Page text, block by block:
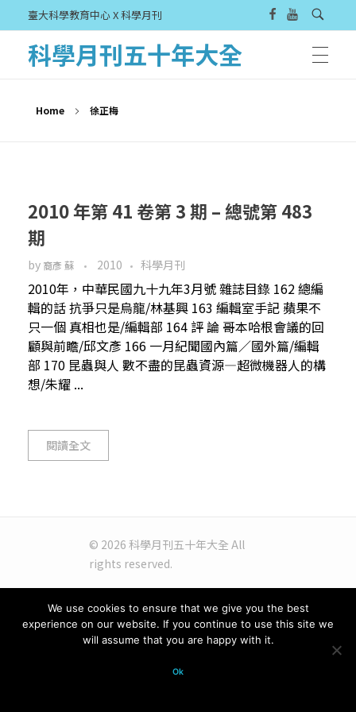
臺大科學教育中心 X 科學月刊
科學月刊五十年大全
Home 徐正梅
2010 年第 41 卷第 3 期 – 總號第 483
期
by 裔彥 蘇 2010 科學月刊
2010年，中華民國九十九年3月號 雜誌目錄 162 總編
輯的話 抗爭只是烏龍/林基興 163 編輯室手記 蘋果不
只一個 真相也是/編輯部 164 評 論 哥本哈根會議的回
顧與前瞻/邱文彥 166 一月紀聞國內篇／國外篇/編輯
部 170 昆蟲與人 數不盡的昆蟲資源—超微機器人的構
想/朱耀 ...
閱讀全文
© 2026 科學月刊五十年大全 All
rights reserved.
We use cookies to ensure that we give you the best
experience on our website. If you continue to use this site we
will assume that you are happy with it.
Ok